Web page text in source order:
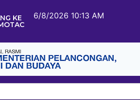
KE 6/8/2026 10:13 AM